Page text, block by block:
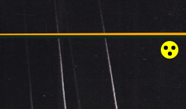
SZÍNPAD KAPCSOLAT EN